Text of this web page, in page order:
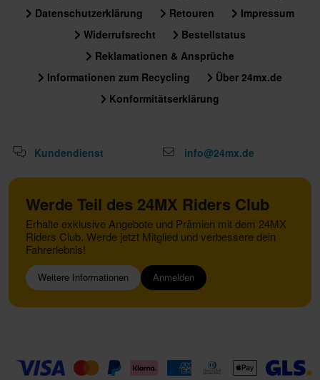
Datenschutzerklärung
Retouren
Impressum
Widerrufsrecht
Bestellstatus
Reklamationen & Ansprüche
Informationen zum Recycling
Über 24mx.de
Konformitätserklärung
Kundendienst info@24mx.de
Werde Teil des 24MX Riders Club
Erhalte exklusive Angebote und Prämien mit dem 24MX
Riders Club. Werde jetzt Mitglied und verbessere dein
Fahrerlebnis!
Weitere Informationen Anmelden